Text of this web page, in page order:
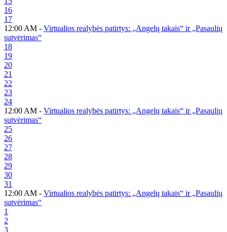
16
17
12:00 AM - Virtualios realybės patirtys: „Angelų takais“ ir „Pasaulių
sutvėrimas“
18
19
20
21
22
23
24
12:00 AM - Virtualios realybės patirtys: „Angelų takais“ ir „Pasaulių
sutvėrimas“
25
26
27
28
29
30
31
12:00 AM - Virtualios realybės patirtys: „Angelų takais“ ir „Pasaulių
sutvėrimas“
1
2
3